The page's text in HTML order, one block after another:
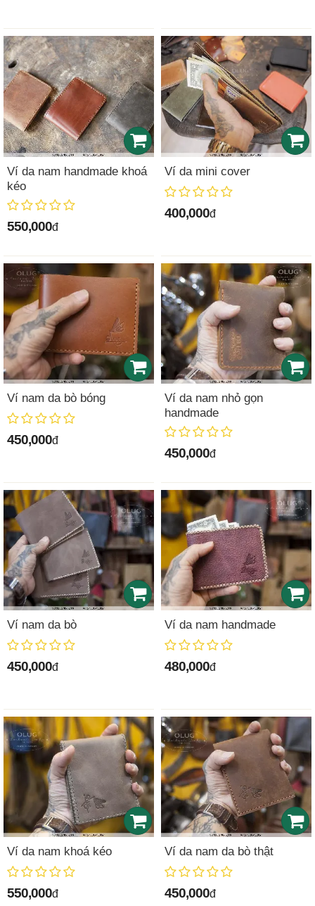
Ví da nam handmade khoá
kéo
550,000đ
Ví da mini cover
400,000đ
Ví nam da bò bóng
450,000đ
Ví da nam nhỏ gọn
handmade
450,000đ
Ví nam da bò
450,000đ
Ví da nam handmade
480,000đ
Ví da nam khoá kéo
550,000đ
Ví da nam da bò thật
450,000đ